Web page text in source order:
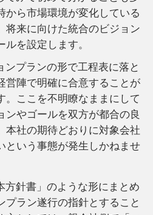
から市場環境が変化している
将来に向けた統合のビジョン
を設定します。
ンプランの形で工程表に落と
営陣で明確に合意することが
。ここを不明瞭なままにして
ンやゴールを双方が都合の良
本社の期待どおりに対象会社
という事態が発生しかねませ
方針書」のような形にまとめ
プラン遂行の指針とすること